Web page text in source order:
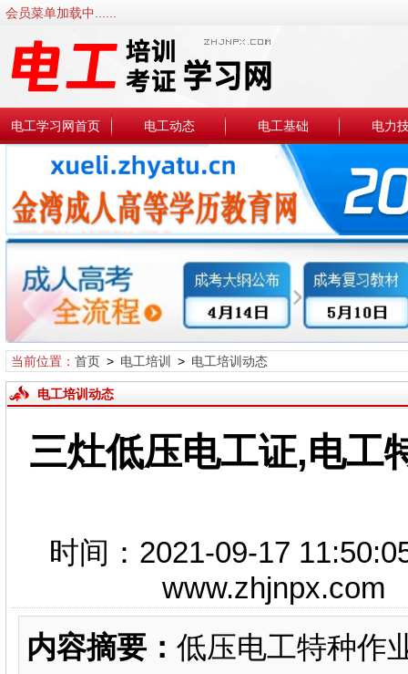
会员菜单加载中......
电工学习网首页 电工动态 电工基础 电力
当前位置： 首页> 电工培训 > 电工培训动态
电工培训动态
三灶低压电工证,电工
时间：2021-09-17
内容摘要： 低压电工特种作